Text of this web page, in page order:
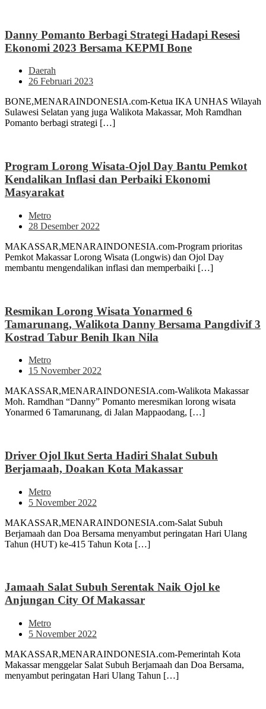
Danny Pomanto Berbagi Strategi Hadapi Resesi
Ekonomi 2023 Bersama KEPMI Bone
Daerah
26 Februari 2023
BONE,MENARAINDONESIA.com-Ketua IKA UNHAS Wilayah
Sulawesi Selatan yang juga Walikota Makassar, Moh Ramdhan
Pomanto berbagi strategi […]
Program Lorong Wisata-Ojol Day Bantu Pemkot
Kendalikan Inflasi dan Perbaiki Ekonomi
Masyarakat
Metro
28 Desember 2022
MAKASSAR,MENARAINDONESIA.com-Program prioritas
Pemkot Makassar Lorong Wisata (Longwis) dan Ojol Day
membantu mengendalikan inflasi dan memperbaiki […]
Resmikan Lorong Wisata Yonarmed 6
Tamarunang, Walikota Danny Bersama Pangdivif 3
Kostrad Tabur Benih Ikan Nila
Metro
15 November 2022
MAKASSAR,MENARAINDONESIA.com-Walikota Makassar
Moh. Ramdhan “Danny” Pomanto meresmikan lorong wisata
Yonarmed 6 Tamarunang, di Jalan Mappaodang, […]
Driver Ojol Ikut Serta Hadiri Shalat Subuh
Berjamaah, Doakan Kota Makassar
Metro
5 November 2022
MAKASSAR,MENARAINDONESIA.com-Salat Subuh
Berjamaah dan Doa Bersama menyambut peringatan Hari Ulang
Tahun (HUT) ke-415 Tahun Kota […]
Jamaah Salat Subuh Serentak Naik Ojol ke
Anjungan City Of Makassar
Metro
5 November 2022
MAKASSAR,MENARAINDONESIA.com-Pemerintah Kota
Makassar menggelar Salat Subuh Berjamaah dan Doa Bersama,
menyambut peringatan Hari Ulang Tahun […]